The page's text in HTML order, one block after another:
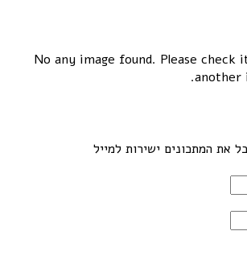
No any image found. Please
another
את המתכונים ישירות למייל